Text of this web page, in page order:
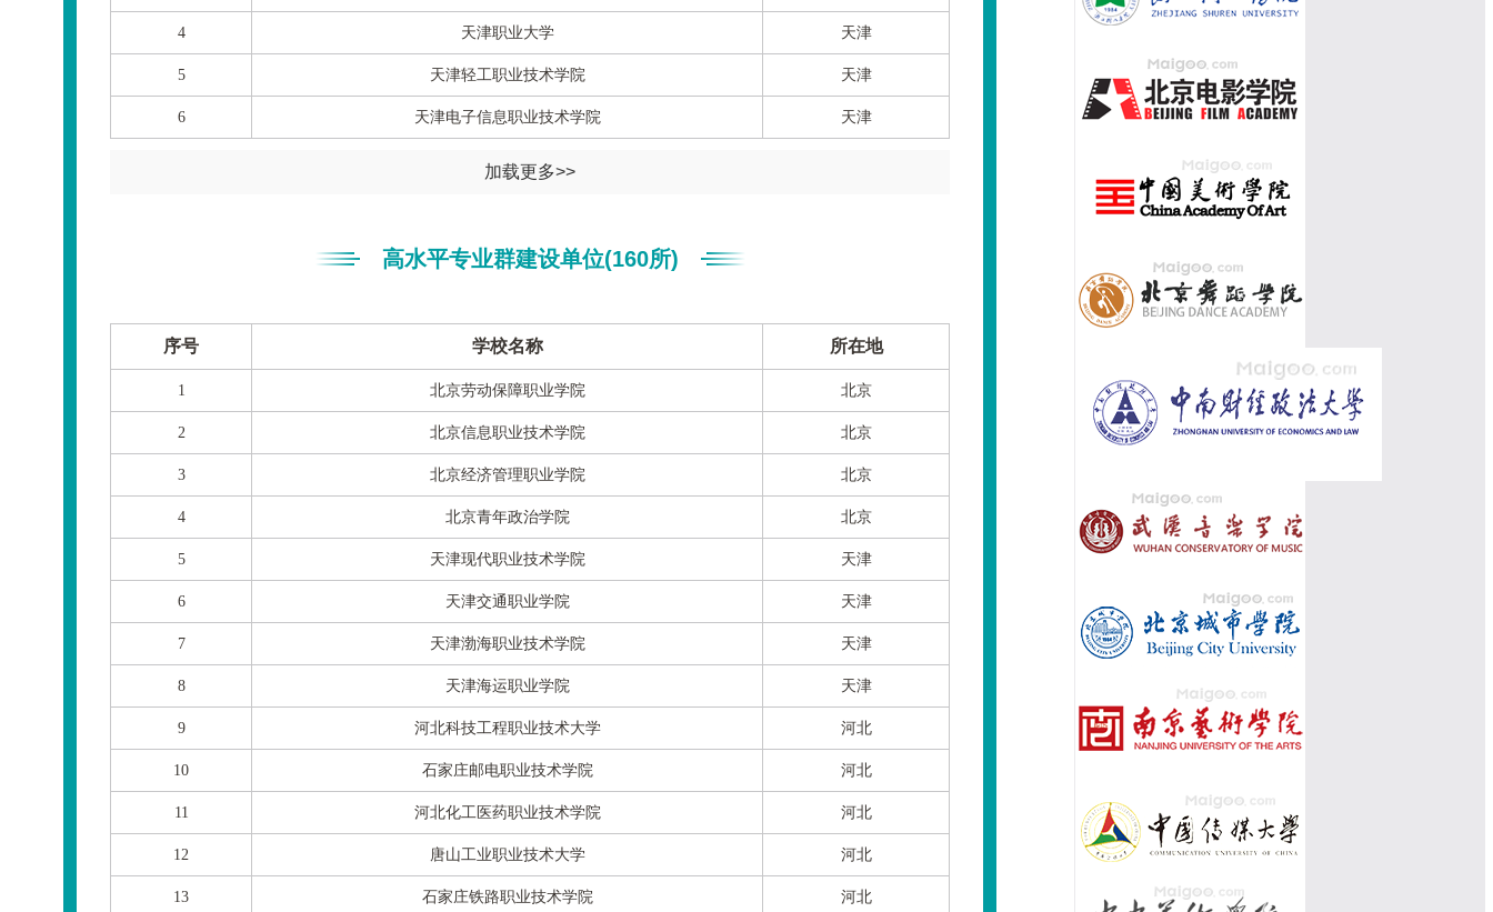
4 天津职业大学 天津
5 天津轻工职业技术学院 天津
6 天津电子信息职业技术学院 天津
加载更多>>
高水平专业群建设单位(160所)
序号 学校名称 所在地
1 北京劳动保障职业学院 北京
2 北京信息职业技术学院 北京
3 北京经济管理职业学院 北京
4 北京青年政治学院 北京
5 天津现代职业技术学院 天津
6 天津交通职业学院 天津
7 天津渤海职业技术学院 天津
8 天津海运职业学院 天津
9 河北科技工程职业技术大学 河北
10 石家庄邮电职业技术学院 河北
11 河北化工医药职业技术学院 河北
12 唐山工业职业技术大学 河北
13 石家庄铁路职业技术学院 河北